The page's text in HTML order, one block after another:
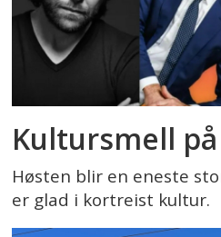
Kultursmell
Høsten blir en eneste
er glad i kortreist kultur.